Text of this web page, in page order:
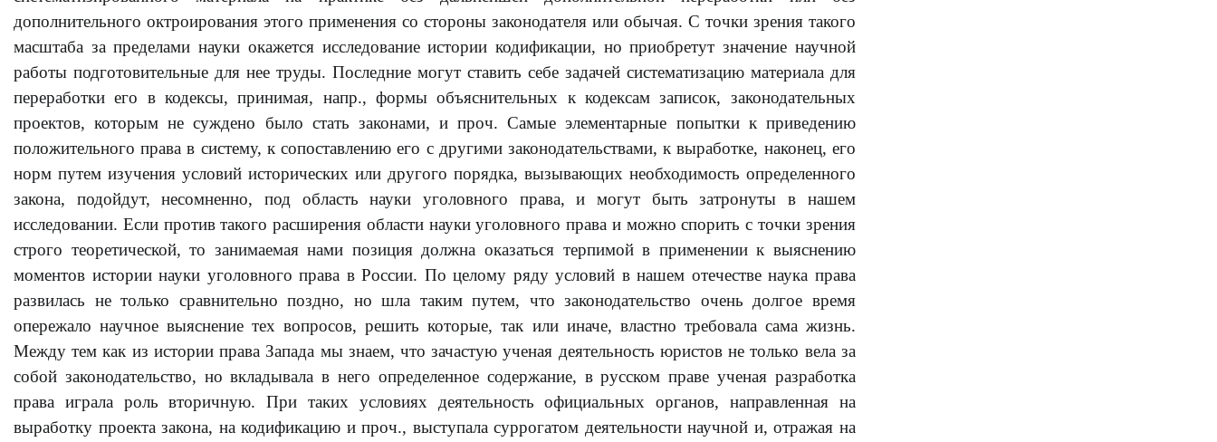
дополнительного октроирования этого применения со стороны законодателя или обычая. С точки зрения такого
масштаба за пределами науки окажется исследование истории кодификации, но приобретут значение научной
работы подготовительные для нее труды. Последние могут ставить себе задачей систематизацию материала для
переработки его в кодексы, принимая, напр., формы объяснительных к кодексам записок, законодательных
проектов, которым не суждено было стать законами, и проч. Самые элементарные попытки к приведению
положительного права в систему, к сопоставлению его с другими законодательствами, к выработке, наконец, его
норм путем изучения условий исторических или другого порядка, вызывающих необходимость определенного
закона, подойдут, несомненно, под область науки уголовного права, и могут быть затронуты в нашем
исследовании. Если против такого расширения области науки уголовного права и можно спорить с точки зрения
строго теоретической, то занимаемая нами позиция должна оказаться терпимой в применении к выяснению
моментов истории науки уголовного права в России. По целому ряду условий в нашем отечестве наука права
развилась не только сравнительно поздно, но шла таким путем, что законодательство очень долгое время
опережало научное выяснение тех вопросов, решить которые, так или иначе, властно требовала сама жизнь.
Между тем как из истории права Запада мы знаем, что зачастую ученая деятельность юристов не только вела за
собой законодательство, но вкладывала в него определенное содержание, в русском праве ученая разработка
права играла роль вторичную. При таких условиях деятельность официальных органов, направленная на
выработку проекта закона, на кодификацию и проч., выступала суррогатом деятельности научной и, отражая на